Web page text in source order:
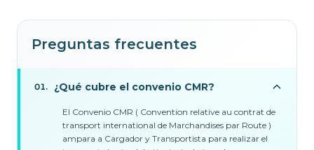
Preguntas frecuentes
01. ¿Qué cubre el convenio CMR?
El Convenio CMR ( Convention relative au contrat de
transport international de Marchandises par Route )
ampara a Cargador y Transportista para realizar el